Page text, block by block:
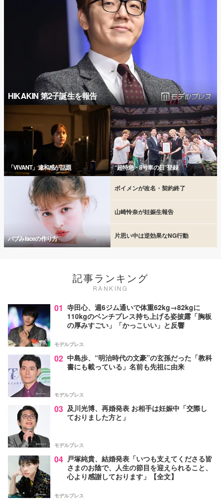
HIKAKIN 第2子誕生を報告
「VIVANT」違和感が話題 “超特急・8号車の日”登録
バブみfaceの作り方
ボイメンが改名・契約終了
山崎怜奈が妊娠生報告
片思い中は逆効果なNG行動
記事ランキング
RANKING
01 寺田心、週6ジム通いで体重62kg→82kgに
110kgのベンチプレス持ち上げる姿披露「胸板
の厚みすごい」「かっこいい」と反響
モデルプレス
02 中島歩、“明治時代の文豪”の玄孫だった「教科
書にも載っている」名前も先祖に由来
モデルプレス
03 及川光博、再婚発表 お相手は妊娠中「交際し
ておりました方と」
モデルプレス
04 戸塚純貴、結婚発表「いつも支えてくださる皆
さまのお陰で、人生の節目を迎えられること、
心より感謝しております」【全文】
モデルプレス